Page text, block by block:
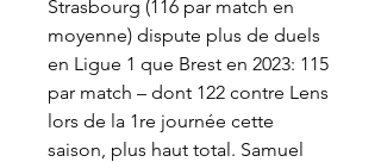
Strasbourg (116 par match en
moyenne) dispute plus de duels
en Ligue 1 que Brest en 2023: 115
par match – dont 122 contre Lens
lors de la 1re journée cette
saison, plus haut total. Samuel